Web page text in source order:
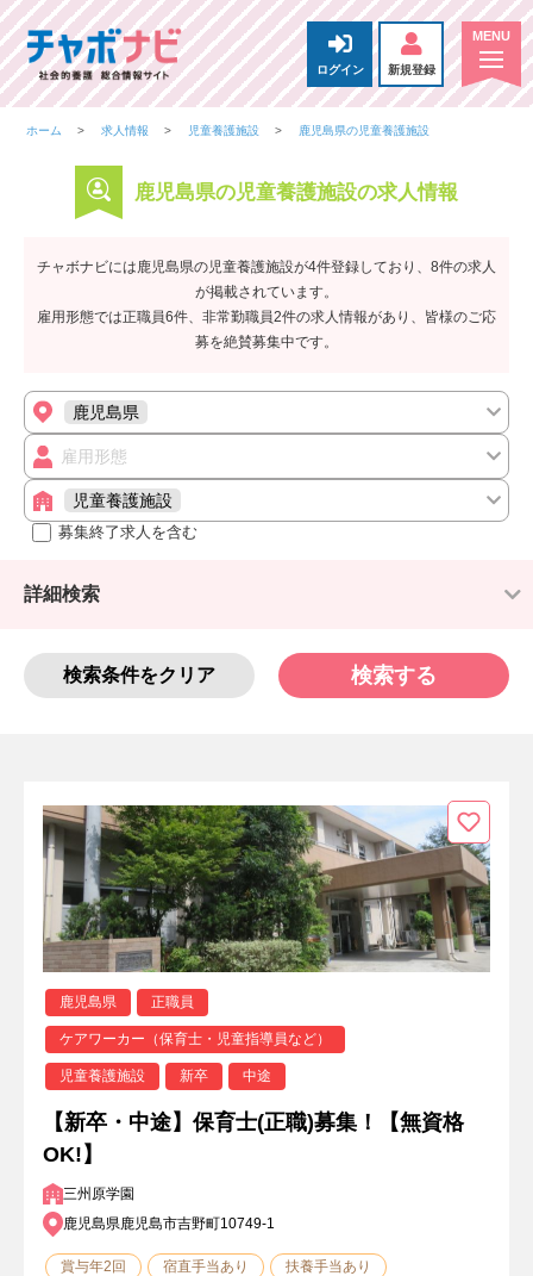
ログイン 新規登録
ホーム 求人情報 児童養護施設 鹿児島県の児童養護施設
鹿児島県の児童養護施設の求人情報
チャボナビには鹿児島県の児童養護施設が4件登録しており、8件の求人
が掲載されています。
雇用形態では正職員6件、非常勤職員2件の求人情報があり、皆様のご応
募を絶賛募集中です。
鹿児島県
雇用形態
児童養護施設
募集終了求人を含む
詳細検索
検索条件をクリア 検索する
鹿児島県 正職員
ケアワーカー（保育士・児童指導員など）
児童養護施設 新卒 中途
【新卒・中途】保育士(正職)募集！【無資格
OK!】
三州原学園
鹿児島県鹿児島市吉野町10749-1
賞与年2回 宿直手当あり 扶養手当あり